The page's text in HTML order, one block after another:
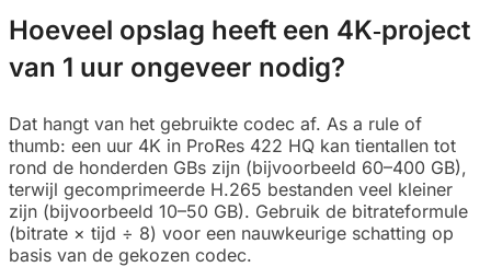
Hoeveel opslag heeft een 4K‑project
van 1 uur ongeveer nodig?
Dat hangt van het gebruikte codec af. As a rule of
thumb: een uur 4K in ProRes 422 HQ kan tientallen tot
rond de honderden GBs zijn (bijvoorbeeld 60–400 GB),
terwijl gecomprimeerde H.265 bestanden veel kleiner
zijn (bijvoorbeeld 10–50 GB). Gebruik de bitrateformule
(bitrate × tijd ÷ 8) voor een nauwkeurige schatting op
basis van de gekozen codec.